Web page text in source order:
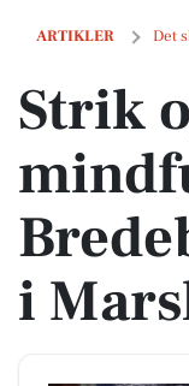
ARTIKLER Det
Strik og
Strik
i